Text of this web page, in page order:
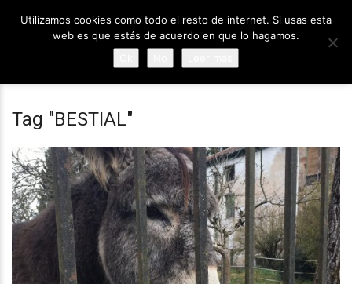
Tag "BESTIAL"
Utilizamos cookies como todo el resto de internet. Si usas esta
web es que estás de acuerdo en que lo hagamos.